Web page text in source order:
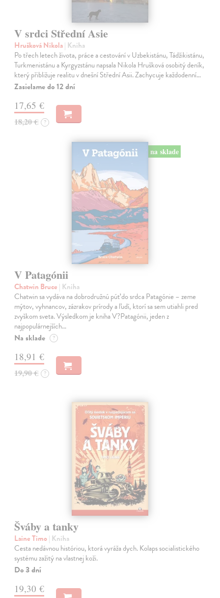
V srdci Střední Asie
Hrušková Nikola| Kniha
Po třech letech života, práce a cestování v Uzbekistánu, Tádžikistánu,
Turkmenistánu a Kyrgyzstánu napsala Nikola Hrušková osobitý deník,
který přibližuje realitu v dnešní Střední Asii. Zachycuje každodenní…
Zasielame do 12 dní
17,65 €
18,20 € ?
na sklade
V Patagónii
Chatwin Bruce | Kniha
Chatwin sa vydáva na dobrodružnú púť do srdca Patagónie – zeme
mýtov, vyhnancov, zázrakov prírody a ľudí, ktorí sa sem utiahli pred
zvyškom sveta. Výsledkom je kniha V?Patagónii, jeden z
najpopulárnejších…
Na sklade ?
18,91 €
19,90 € ?
Šváby a tanky
Laine Timo| Kniha
Cesta nedávnou históriou, ktorá vyráža dych. Kolaps socialistického
systému zažitý na vlastnej koži.
Do 3 dní
19,30 €